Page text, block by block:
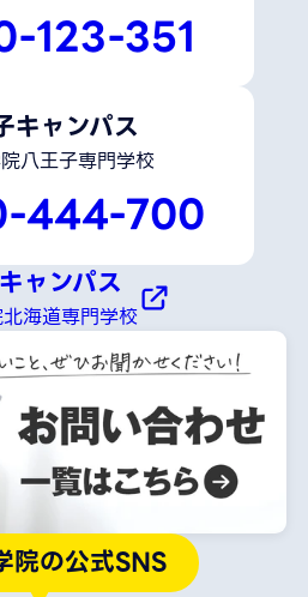
123-351
キャンパス
八王子専門学校
444-700
ャンパス
海道専門学校
院の公式SNS